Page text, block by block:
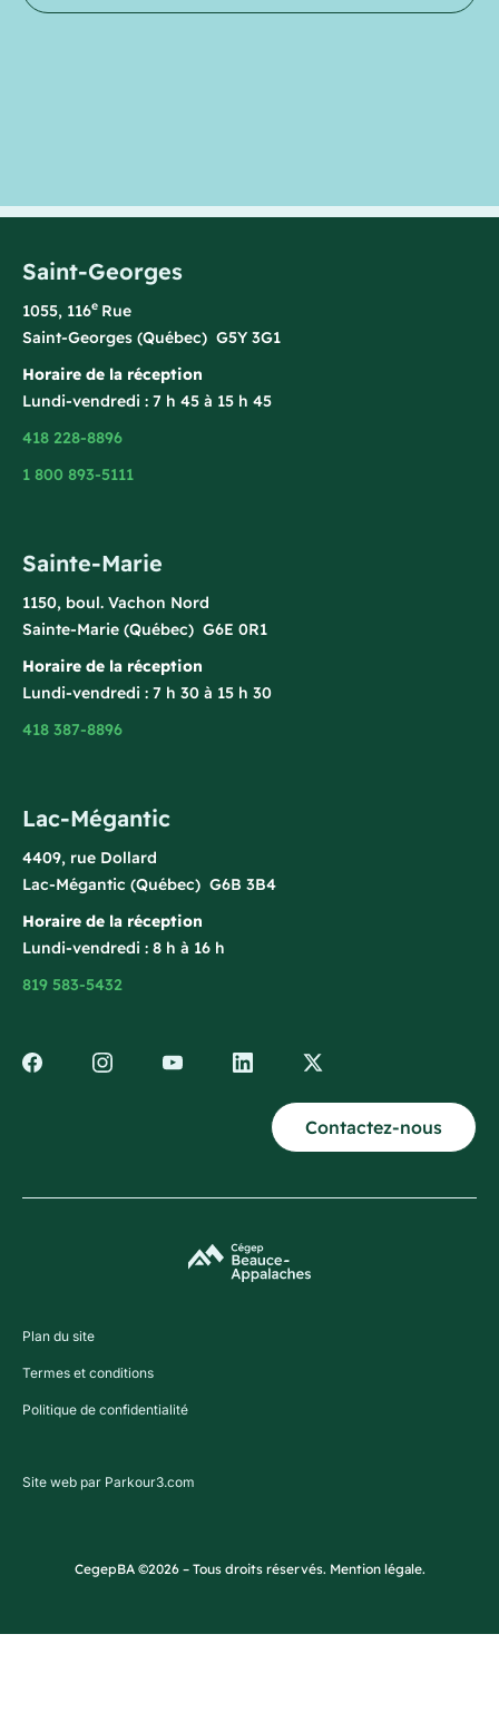
Saint-Georges
1055, 116e Rue
Saint-Georges (Québec) G5Y 3G1
Horaire de la réception
Lundi-vendredi : 7 h 45 à 15 h 45
418 228-8896
1 800 893-5111
Sainte-Marie
1150, boul. Vachon Nord
Sainte-Marie (Québec) G6E 0R1
Horaire de la réception
Lundi-vendredi : 7 h 30 à 15 h 30
418 387-8896
Lac-Mégantic
4409, rue Dollard
Lac-Mégantic (Québec) G6B 3B4
Horaire de la réception
Lundi-vendredi : 8 h à 16 h
819 583-5432
Contactez-nous
Plan du site
Termes et conditions
Politique de confidentialité
Site web par Parkour3.com
CegepBA ©2026 – Tous droits réservés. Mention légale.